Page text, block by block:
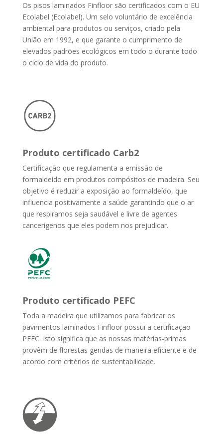
Os pisos laminados Finfloor são certificados com o EU
Ecolabel (Ecolabel). Um selo voluntário de excelência
ambiental para produtos ou serviços, criado pela
União em 1992, e que garante o cumprimento de
elevados padrões ecológicos em todo o durante todo
o ciclo de vida do produto.
Produto certificado Carb2
Certificação que regulamenta a emissão de
formaldeído em produtos compósitos de madeira. Seu
objetivo é reduzir a exposição ao formaldeído, que
influencia positivamente a saúde garantindo que o ar
que respiramos seja saudável e livre de agentes
cancerígenos que eles podem nos prejudicar.
Produto certificado PEFC
Toda a madeira que utilizamos para fabricar os
pavimentos laminados Finfloor possui a certificação
PEFC. Isto significa que as nossas matérias-primas
provêm de florestas geridas de maneira eficiente e de
acordo com critérios de sustentabilidade.